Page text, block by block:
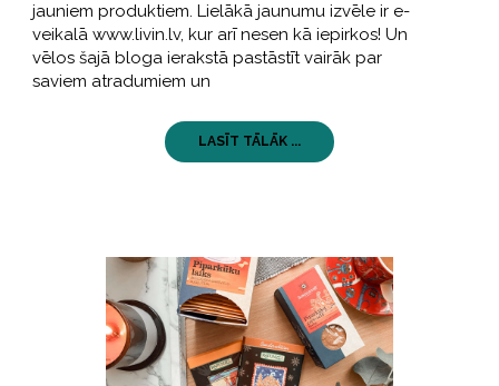
jauniem produktiem. Lielākā jaunumu izvēle ir e-
veikalā www.livin.lv, kur arī nesen kā iepirkos! Un
vēlos šajā bloga ierakstā pastāstīt vairāk par
saviem atradumiem un
LASĪT TĀLĀK ...